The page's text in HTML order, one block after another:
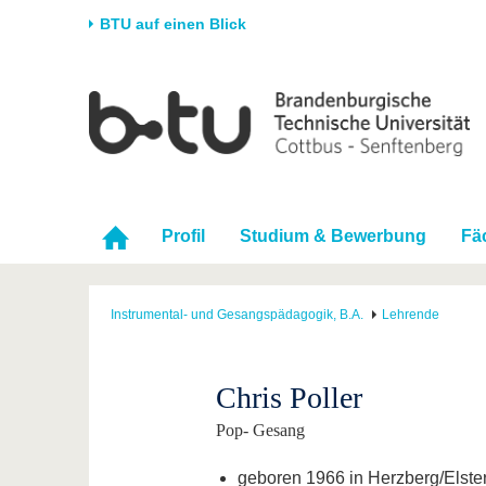
BTU auf einen Blick
Universität
Karriere & Engagement
Partnerschaften &
Strukturwandel
Forschung
Förderung
Wissenschaftlicher
Nachwuchs
Im
Profil Studium & Bewerbung
Instrumental- und Gesangspädagogik, B.A. Lehrende
Chris Poller
Pop- Gesang
geboren 1966 in Herzberg/